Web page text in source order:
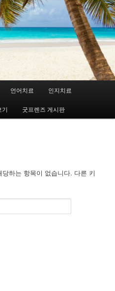
언어치료 인지치료
기 굿프렌즈 게시판
하는 항목이 없습니다. 다른 키